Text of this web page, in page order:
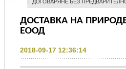
ДОГОВАРЯНЕ БЕЗ
ДОСТАВКА НА
ЕООД
2018-09-17 12:36:14